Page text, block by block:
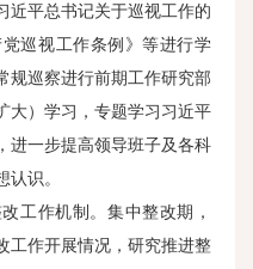
近平总书记关于巡视工作的
巡视工作条例》等进行学
规巡察进行前期工作研究部
大）学习，专题学习习近平
进一步提高领导班子及各科
识。
工作机制。集中整改期，
工作开展情况，研究推进整